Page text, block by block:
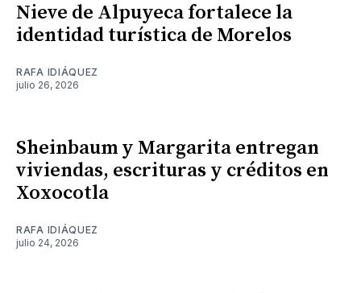
Nieve de Alpuyeca fortalece la
identidad turística de Morelos
RAFA IDIÁQUEZ
julio 26, 2026
Sheinbaum y Margarita entregan
viviendas, escrituras y créditos en
Xoxocotla
RAFA IDIÁQUEZ
julio 24, 2026